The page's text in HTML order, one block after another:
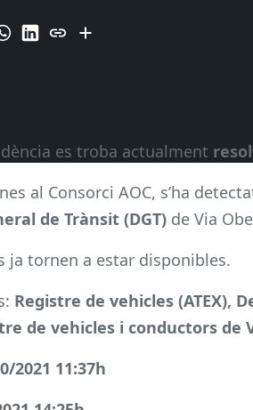
es troba actualment
al Consorci AOC, s’ha
de Trànsit (DGT) de Via
ja tornen a estar disponibles.
Registre de vehicles (ATEX),
de vehicles i conductors de
2021 11:37h